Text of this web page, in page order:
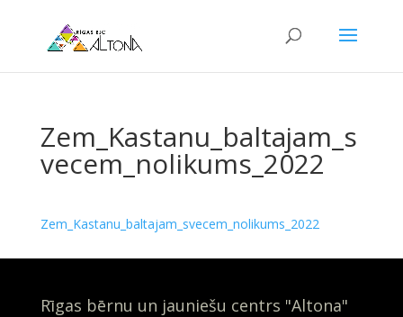
Zem_Kastanu_baltajam_s
vecem_nolikums_2022
Zem_Kastanu_baltajam_svecem_nolikums_2022
Rīgas bērnu un jauniešu centrs "Altona"